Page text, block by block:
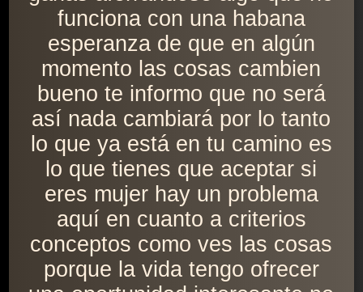
funciona con una habana
esperanza de que en algún
momento las cosas cambien
bueno te informo que no será
así nada cambiará por lo tanto
lo que ya está en tu camino es
lo que tienes que aceptar si
eres mujer hay un problema
aquí en cuanto a criterios
conceptos como ves las cosas
porque la vida tengo ofrecer